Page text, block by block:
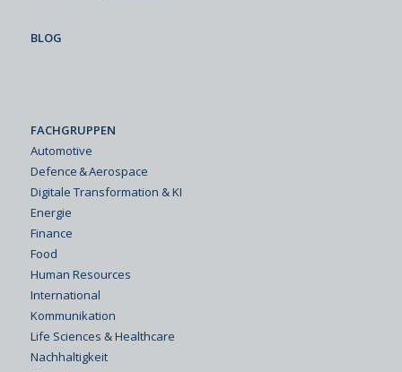
BLOG
FACHGRUPPEN
Automotive
Defence & Aerospace
Digitale Transformation & KI
Energie
Finance
Food
Human Resources
International
Kommunikation
Life Sciences & Healthcare
Nachhaltigkeit